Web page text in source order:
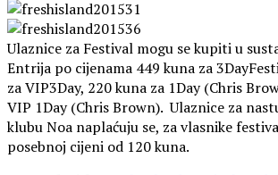
Ulaznice za Festival mogu se kupiti u
Entrija po cijenama 449 kuna za
za VIP3Day, 220 kuna za 1Day (Chris
VIP 1Day (Chris Brown). Ulaznice za
klubu Noa naplaćuju se, za vlasnike
posebnoj cijeni od 120 kuna.